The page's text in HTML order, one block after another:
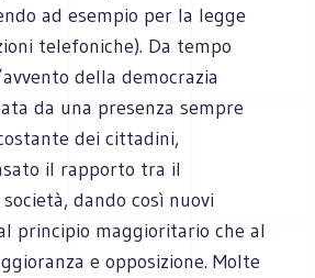
ad esempio per la legge
telefoniche). Da tempo
della democrazia
da una presenza sempre
dei cittadini,
il rapporto tra il
dando così nuovi
principio maggioritario che al
e opposizione. Molte